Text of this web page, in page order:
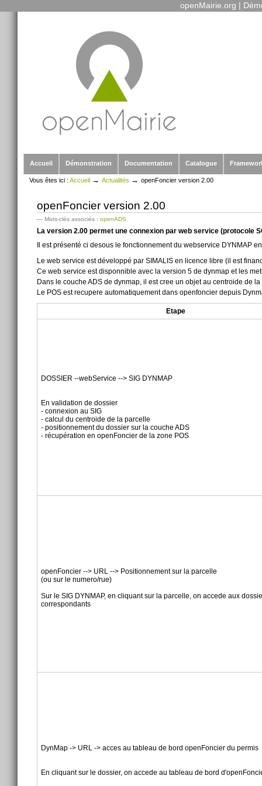
openMairie.org |
Accueil
Démonstration Documentation Catalogue
Vous êtes ici : Accueil → Actualités → openFoncier version 2.00
openFoncier version 2.00
— Mots-clés associés :openADS
La version 2.00 permet une connexion par web service (protocole
Il est présenté ci desous le fonctionnement du webservice DYNMAP
Le web service est développé par SIMALIS en licence libre (il est
Ce web service est disponnible avec la version 5 de dynmap et les
Dans le couche ADS de dynmap, il est cree un objet au centroide de
Le POS est recupere automatiquement dans openfoncier depuis
Etape
DOSSIER --webService --> SIG DYNMAP
En validation de dossier
- connexion au SIG
- calcul du centroide de la parcelle
- positionnement du dossier sur la couche ADS
- récupération en openFoncier de la zone POS
openFoncier --> URL --> Positionnement sur la parcelle
(ou sur le numero/rue)
Sur le SIG DYNMAP, en cliquant sur la parcelle, on accede aux
correspondants
DynMap -> URL -> acces au tableau de bord openFoncier du permis
En cliquant sur le dossier, on accede au tableau de bord